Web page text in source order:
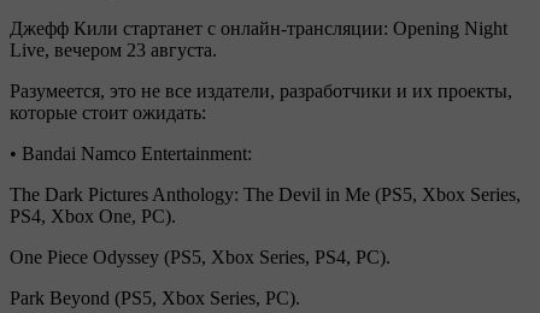
Джефф Кили стартанет с онлайн-трансляции: Opening Night
Live, вечером 23 августа.
Разумеется, это не все издатели, разработчики и их проекты,
которые стоит ожидать:
• Bandai Namco Entertainment:
The Dark Pictures Anthology: The Devil in Me (PS5, Xbox Series,
PS4, Xbox One, PC).
One Piece Odyssey (PS5, Xbox Series, PS4, PC).
Park Beyond (PS5, Xbox Series, PC).